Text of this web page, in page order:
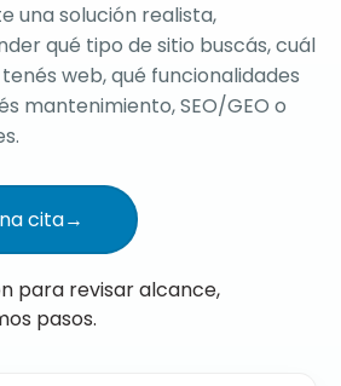
una solución realista,
qué tipo de sitio buscás, cuál
web, qué funcionalidades
mantenimiento, SEO/GEO o
cita→
para revisar alcance,
pasos.